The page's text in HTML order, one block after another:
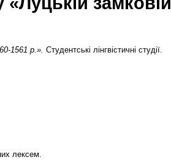
1561 р.». Студентські лінгвістичні студії.
лексем.